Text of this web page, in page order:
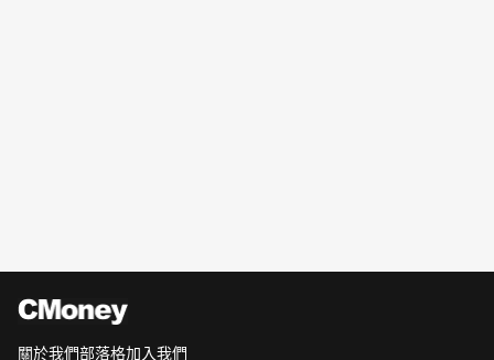
關於我們部落格加入我們